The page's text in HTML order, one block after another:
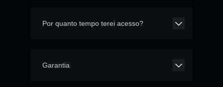
Por quanto tempo terei acesso?
Garantia